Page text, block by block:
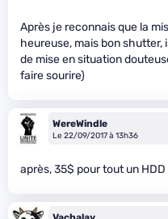
Après je reconnais que la
heureuse, mais bon
de mise en situation
faire sourire)
WereWindle
Le 22/09/2017 à 13h36
après, 35$ pour tout un